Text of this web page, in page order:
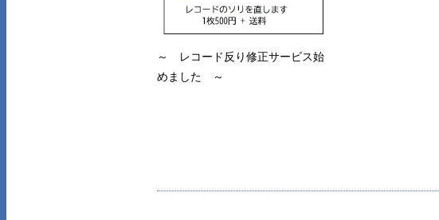
～ レコード反り修正サービス始
めました ～